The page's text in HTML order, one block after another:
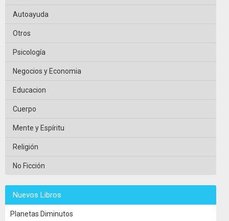
Autoayuda
Otros
Psicología
Negocios y Economia
Educacion
Cuerpo
Mente y Espíritu
Religión
No Ficción
Nuevos Libros
Planetas Diminutos